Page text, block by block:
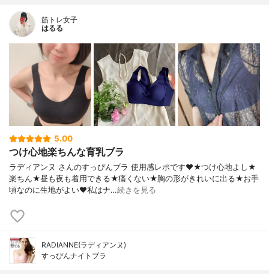
筋トレ女子
はるる
5.00
つけ心地楽ちんな育乳ブラ
ラディアンヌ さんのすっぴんブラ 使用感レポです❤️★つけ心地よし★
楽ちん★昼も夜も着用できる★痛くない★胸の形がきれいに出る★お手
頃なのに生地がよい❤️私はナ…続きを見る
RADIANNE(ラディアンヌ)
すっぴんナイトブラ